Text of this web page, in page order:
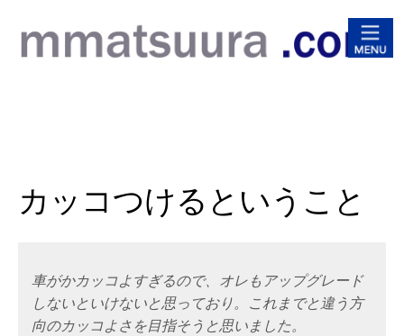
松
カッコつけるということ
車がかカッコよすぎるので、オレもアップグレード
しないといけないと思っており。これまでと違う方
向のカッコよさを目指そうと思いました。